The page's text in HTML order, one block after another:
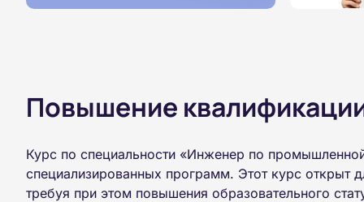
Повышение
Курс по специальности «Инженер по
специализированных программ. Этот курс открыт
требуя при этом повышения образовательного